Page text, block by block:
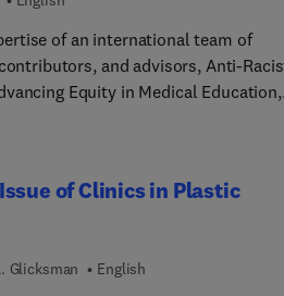
of an international team of
and advisors, Anti-
Equity in Medical Education,
designed for
research, and practice—in one
of Clinics in Plastic
Glicksman English